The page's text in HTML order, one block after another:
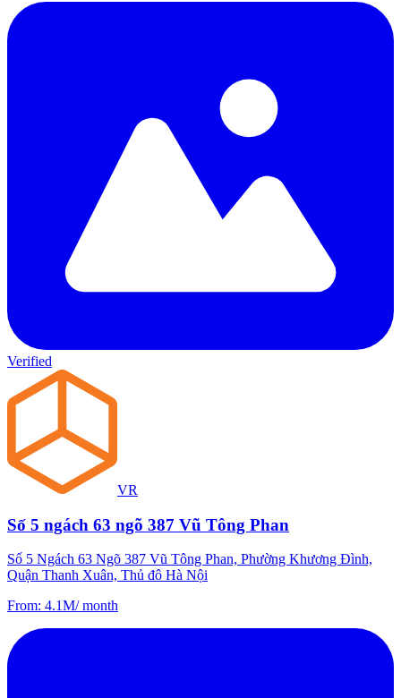
Verified
VR
Số 5 ngách 63 ngõ 387 Vũ Tông Phan
Số 5 Ngách 63 Ngõ 387 Vũ Tông Phan, Phường Khương Đình,
Quận Thanh Xuân, Thủ đô Hà Nội
From: 4.1M/month